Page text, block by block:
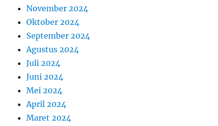
November 2024
Oktober 2024
September 2024
Agustus 2024
Juli 2024
Juni 2024
Mei 2024
April 2024
Maret 2024